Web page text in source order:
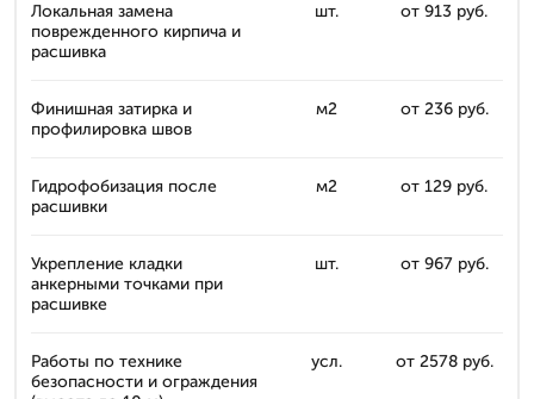
Локальная замена
поврежденного кирпича и
расшивка
шт. от 913 руб.
Финишная затирка и
профилировка швов
м2 от 236 руб.
Гидрофобизация после
расшивки
м2 от 129 руб.
Укрепление кладки
анкерными точками при
расшивке
шт. от 967 руб.
Работы по технике
безопасности и ограждения
усл. от 2578 руб.